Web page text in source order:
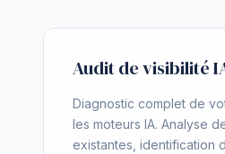
Audit de visibilité
Diagnostic complet de
les moteurs IA. Analyse
existantes, identification